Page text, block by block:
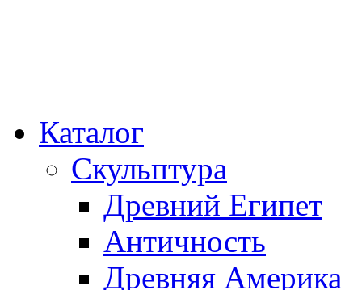
Каталог
Скульптура
Древний Египет
Античность
Древняя Америка